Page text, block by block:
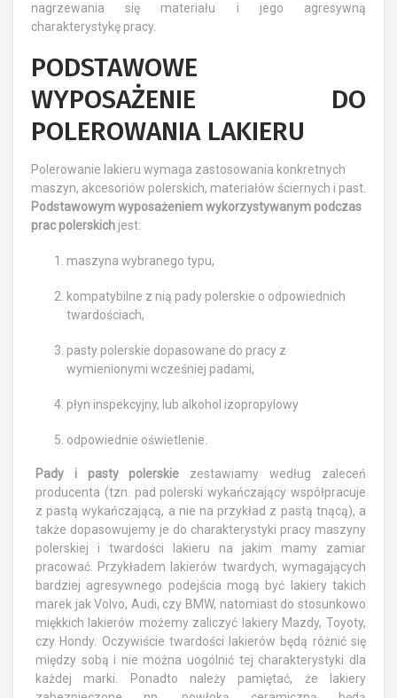
nagrzewania się materiału i jego agresywną
charakterystykę pracy.
PODSTAWOWE
WYPOSAŻENIE DO
POLEROWANIA LAKIERU
Polerowanie lakieru wymaga zastosowania konkretnych
maszyn, akcesoriów polerskich, materiałów ściernych i past.
Podstawowym wyposażeniem wykorzystywanym podczas
prac polerskich jest:
maszyna wybranego typu,
kompatybilne z nią pady polerskie o odpowiednich
twardościach,
pasty polerskie dopasowane do pracy z
wymienionymi wcześniej padami,
płyn inspekcyjny, lub alkohol izopropylowy
odpowiednie oświetlenie.
Pady i pasty polerskie zestawiamy według zaleceń
producenta (tzn. pad polerski wykańczający współpracuje
z pastą wykańczającą, a nie na przykład z pastą tnącą), a
także dopasowujemy je do charakterystyki pracy maszyny
polerskiej i twardości lakieru na jakim mamy zamiar
pracować. Przykładem lakierów twardych, wymagających
bardziej agresywnego podejścia mogą być lakiery takich
marek jak Volvo, Audi, czy BMW, natomiast do stosunkowo
miękkich lakierów możemy zaliczyć lakiery Mazdy, Toyoty,
czy Hondy. Oczywiście twardości lakierów będą różnić się
między sobą i nie można uogólnić tej charakterystyki dla
każdej marki. Ponadto należy pamiętać, że lakiery